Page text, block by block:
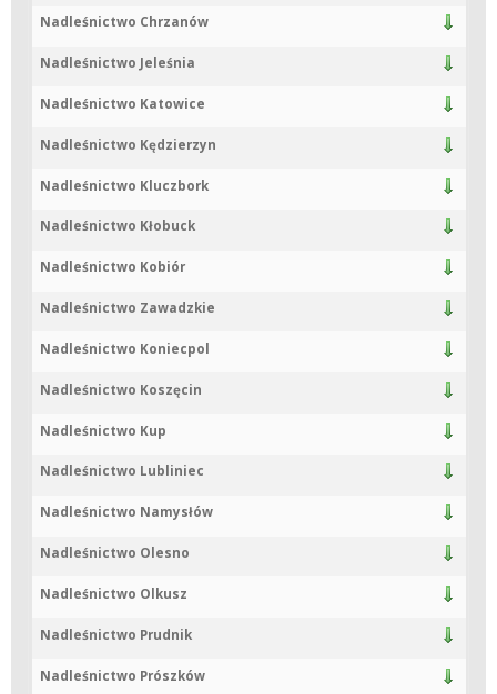
Nadleśnictwo Chrzanów
Nadleśnictwo Jeleśnia
Nadleśnictwo Katowice
Nadleśnictwo Kędzierzyn
Nadleśnictwo Kluczbork
Nadleśnictwo Kłobuck
Nadleśnictwo Kobiór
Nadleśnictwo Zawadzkie
Nadleśnictwo Koniecpol
Nadleśnictwo Koszęcin
Nadleśnictwo Kup
Nadleśnictwo Lubliniec
Nadleśnictwo Namysłów
Nadleśnictwo Olesno
Nadleśnictwo Olkusz
Nadleśnictwo Prudnik
Nadleśnictwo Prószków